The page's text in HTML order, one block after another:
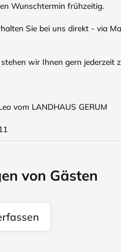
Wunschtermin frühzeitig.
Sie bei uns direkt - via
wir Ihnen gern jederzeit
vom LANDHAUS GERUM
von Gästen